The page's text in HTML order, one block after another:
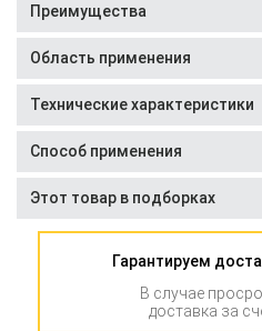
Преимущества
Область применения
Технические характеристики
Способ применения
Этот товар в подборках
Гарантируем
В случае
доставка за